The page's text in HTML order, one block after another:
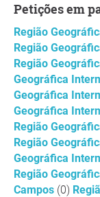
Petições em
Região
Região
Região
Geográfica
Geográfica
Geográfica
Região
Região
Geográfica
Região
Campos (0)